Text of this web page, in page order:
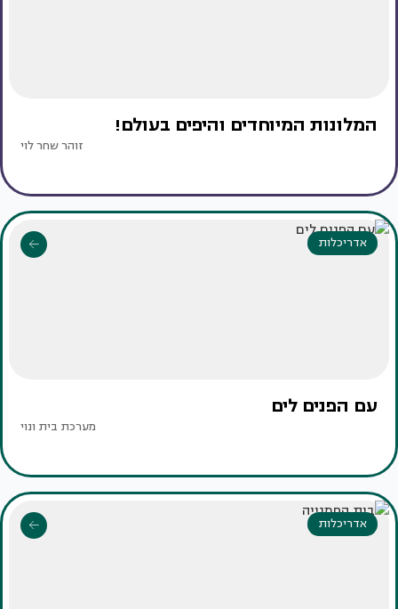
המלונות המיוחדים והיפים בעולם!
זוהר שחר לוי
אדריכלות
עם הפנים לים
מערכת בית ונוי
אדריכלות